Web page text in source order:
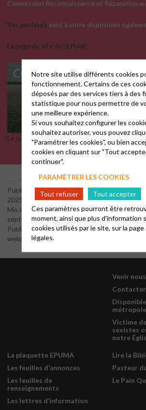
Commission Reconnaissance et Réparation au
Vos pasteurs sont à votre disposition
La page du site de l’EPUdF
Le site de la « Commission Reconnaissance
Publié le 18 février
2025
Mis à jour le 2
septembre 2025
Publié par le
webmaster
2025-ACEPUMA-
notre Église-
Venir
Contacter
métropole
Victime
sexistes
notre
La plaquette EPUMA
Les feuilles d’annonces
Les feuilles de
renseignements
Les lettres d’information
Lire la
Pasteur
Le Pain
Notre site utilise différents cookies
fonctionnement. Certains de ces
déposés par des services tiers à des
statistique pour nous permettre de
une meilleure expérience.
Si vous souhaitez configurer les
souhaitez autoriser, vous pouvez
"Paramétrer les cookies", ou bien
cookies en cliquant sur "Tout
continuer".
PARAMÉTRER LES COOKIES
Tout refuser
Tout accepter
Ces paramètres pourront être
moment, ainsi que plus d'information
cookies utilisés par le site, sur la page
légales.